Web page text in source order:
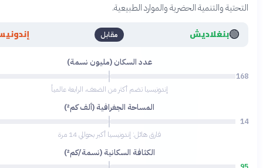
الحضرية والموارد الطبيعية.
إندونيسيا🔴
عدد السكان (مليون نسمة)
إندونيسيا تضم أكثر من الضعف، الرابعة عالمياً
المساحة الجغرافية (ألف كم²)
فارق هائل: إندونيسيا أكبر بحوالي 14 مرة
الكثافة السكانية (نسمة/كم²)